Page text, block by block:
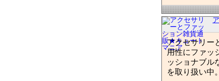
アクセサリー
用性にファッ
ッショナブル
を取り扱い中。